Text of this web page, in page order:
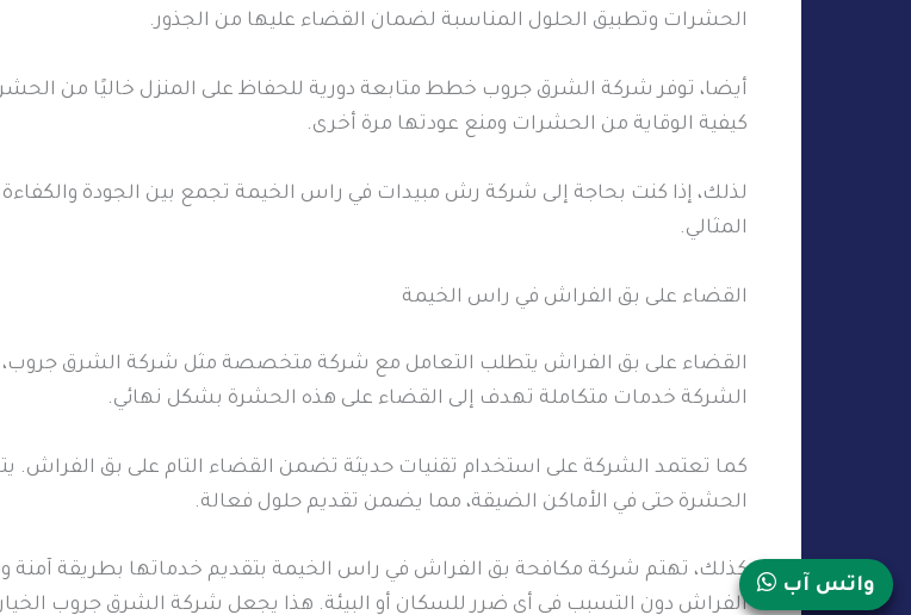
الحشرات وتطبيق الحلول المناسبة لضمان القضاء عليها من الجذور.
أيضا، توفر شركة الشرق جروب خطط متابعة دورية للحفاظ على المنزل خاليًا من
كيفية الوقاية من الحشرات ومنع عودتها مرة أخرى.
لذلك، إذا كنت بحاجة إلى شركة رش مبيدات في راس الخيمة تجمع بين الجودة والكفاءة
المثالي.
القضاء على بق الفراش في راس الخيمة
القضاء على بق الفراش يتطلب التعامل مع شركة متخصصة مثل شركة الشرق جروب،
الشركة خدمات متكاملة تهدف إلى القضاء على هذه الحشرة بشكل نهائي.
كما تعتمد الشركة على استخدام تقنيات حديثة تضمن القضاء التام على بق الفراش.
الحشرة حتى في الأماكن الضيقة، مما يضمن تقديم حلول فعالة.
كذلك، تهتم شركة مكافحة بق الفراش في راس الخيمة بتقديم خدماتها بطريقة آمنة
الفراش دون التسبب في أي ضرر للسكان أو البيئة. هذا يجعل شركة الشرق جروب
واتس آب